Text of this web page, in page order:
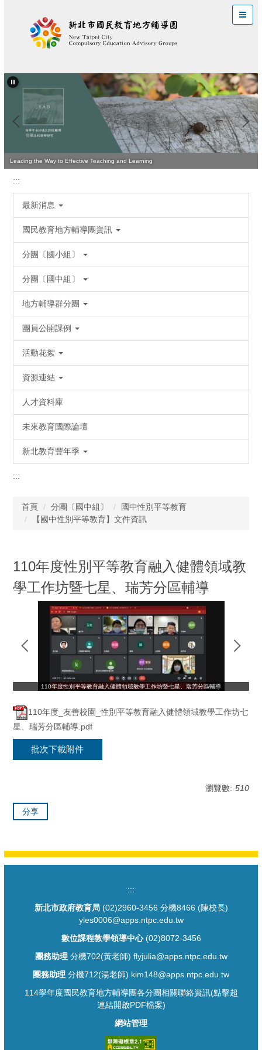
區
Leading the Way to Effective Teaching and Learning
:::
最新消息
國民教育地方輔導團資訊
分團〔國小組〕
分團〔國中組〕
地方輔導群分團
團員公開課例
活動花絮
資源連結
人才資料庫
未來教育國際論壇
新北教育豐年季
:::
首頁 分團〔國中組〕
國中性別平等教育
【國中性別平等教育】文件資訊
110年度性別平等教育融入健體領域教
學工作坊暨七星、瑞芳分區輔導
110年度性別平等教育融入健體領域教學工作坊暨七星、瑞芳分區輔導
110年度_友善校園_性別平等教育融入健體領域教學工作坊七
星、瑞芳分區輔導.pdf
批次下載附件
瀏覽數: 510
分享
:::
新北市政府教育局(02)2960-3456 分機8466 (陳校長)
yles0006@apps.ntpc.edu.tw
數位課程教學領導中心(02)8072-3456
團務助理分機702(黃老師) flyjulia@apps.ntpc.edu.tw
團務助理 分機712(湯老師) kim148@apps.ntpc.edu.tw
114學年度國民教育地方輔導團各分團相關聯絡資訊(點擊超
連結開啟PDF檔案)
網站管理